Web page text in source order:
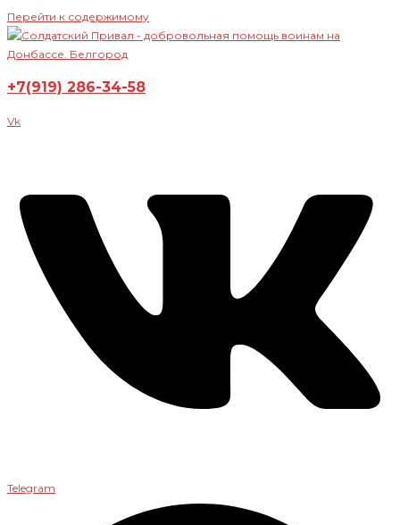
Перейти к содержимому
+7(919) 286-34-58
Vk
Telegram